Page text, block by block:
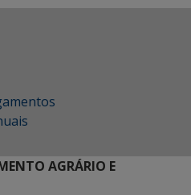
AGRÁRIO E